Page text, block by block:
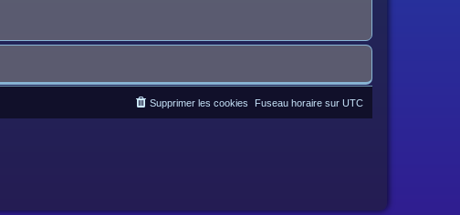
Fuseau horaire sur UTC
Supprimer les cookies